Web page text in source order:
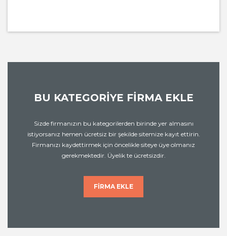
BU KATEGORIYE FIRMA EKLE
Sizde firmanızın bu kategorilerden birinde yer almasını
istiyorsanız hemen ücretsiz bir şekilde sitemize kayıt ettirin.
Firmanızı kaydettirmek için öncelikle siteye üye olmanız
gerekmektedir. Üyelik te ücretsizdir.
FIRMA EKLE